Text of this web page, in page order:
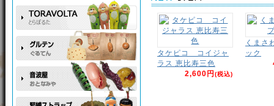
タケピコ コイジャ
ラス 恵比寿三色
2,600円(税込)
くまさ
ック